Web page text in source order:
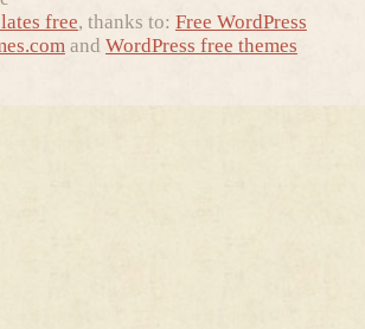
free, thanks to: Free WordPress
and WordPress free themes